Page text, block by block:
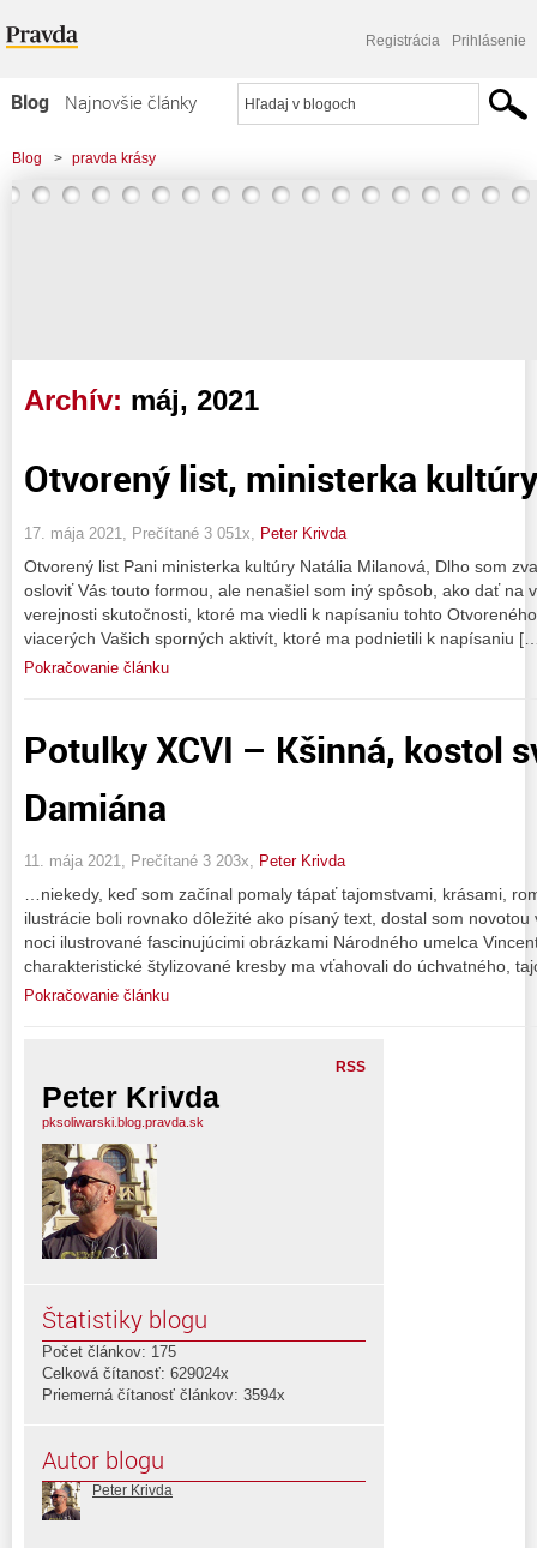
Registrácia Prihlásenie
Blog
Najnovšie články
Najčítanejšie články
Najkomentovanejšie články
Blog > pravda krásy
Archív: máj, 2021
Otvorený list, ministerka
17. mája 2021, Prečítané 3 051x, Peter Krivda
Otvorený list Pani ministerka kultúry Natália Milanová, Dlho som
osloviť Vás touto formou, ale nenašiel som iný spôsob, ako dať na
verejnosti skutočnosti, ktoré ma viedli k napísaniu tohto
viacerých Vašich sporných aktivít, ktoré ma podnietili k napísaniu
Pokračovanie článku
Potulky XCVI – Kšinná, kostol
Damiána
11. mája 2021, Prečítané 3 203x, Peter Krivda
…niekedy, keď som začínal pomaly tápať tajomstvami, krásami,
ilustrácie boli rovnako dôležité ako písaný text, dostal som
noci ilustrované fascinujúcimi obrázkami Národného umelca
charakteristické štylizované kresby ma vťahovali do úchvatného,
Pokračovanie článku
RSS
Peter Krivda
pksoliwarski.blog.pravda.sk
Štatistiky blogu
Počet článkov: 175
Celková čítanosť: 629024x
Priemerná čítanosť článkov: 3594x
Autor blogu
Peter Krivda